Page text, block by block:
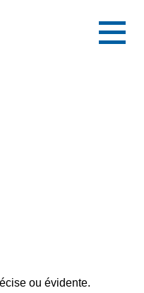
ou évidente.